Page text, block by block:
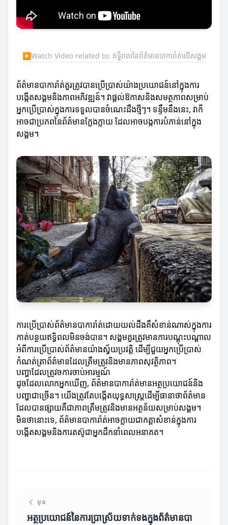
▶Watch Video related to: ឥទ្ធិពលនៃព័ត៌មានបាការ៉ាត់លើសង្គម
ព័ត៌មានបាការ៉ាត់គួរត្រូវបានប្រើប្រាស់យ៉ាងប្រយោជន៍នៅក្នុងការ
បង្កើតសង្គមនិងភាពអភិវឌ្ឍន៍។ វាផ្តល់ឱកាសនិងសមត្ថភាពសម្រាប់
អ្នកប្រើប្រាស់ក្នុងការទទួលបានចំណេះដឹងថ្មីៗ។ ទន្ទឹមនឹងនេះ, វាក៏
អាចជាប្រភពនៃព័ត៌មានក្លែងក្លាយ ដែលអាចបង្កការបំភាន់នៅក្នុង
សង្គម។
ការប្រើប្រាស់ព័ត៌មានបាការ៉ាត់ដោយយល់ដឹងគឺសំខាន់ណាស់ក្នុងការ
កាត់បន្ថយឥទ្ធិពលមិនចង់បាន។ សង្គមគួរត្រូវមានការបណ្តុះបណ្តាល
អំពីការប្រើប្រាស់ព័ត៌មានយ៉ាងស្វ័យប្រវត្តិ ដើម្បីជួយអ្នកប្រើប្រាស់
កំណត់ត្រាព័ត៌មានដែលត្រឹមត្រូវនិងមានភាពសុវត្ថិភាព។
បញ្ហាដែលត្រូវចការចាប់អារម្មណ៍
ដូចដែលលោកអ្នកឃើញ, ព័ត៌មានបាការ៉ាត់មានអត្ថប្រយោជន៍និង
បញ្ហាជាច្រើន។ យើងត្រូវតែបង្កើតយុទ្ធសាស្ត្រដើម្បីធានាថាព័ត៌មាន
ដែលបានផ្សាយគឺជាភាពត្រឹមត្រូវនិងមានអត្ថន័យសម្រាប់សង្គម។
មិនថានោះទេ, ព័ត៌មានបាការ៉ាត់អាចក្លាយជាកត្តាសំខាន់ក្នុងការ
បង្កើតសង្គមនិងការតស៊ូជាអ្នកដឹកនាំពេលអនាគត។
មុន
អត្ថប្រយោជន៍នៃការប្រាស្រ័យទាក់ទងក្នុងព័ត៌មានបា